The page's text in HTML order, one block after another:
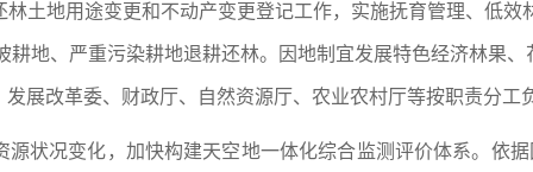
土地用途变更和不动产变更登记工作，实施抚育管理、低
地、严重污染耕地退耕还林。因地制宜发展特色经济林果
展改革委、财政厅、自然资源厅、农业农村厅等按职责分工
状况变化，加快构建天空地一体化综合监测评价体系。依